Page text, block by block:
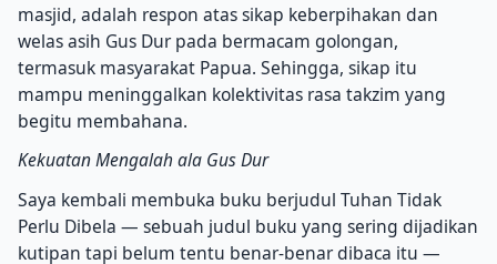
masjid, adalah respon atas sikap keberpihakan dan
welas asih Gus Dur pada bermacam golongan,
termasuk masyarakat Papua. Sehingga, sikap itu
mampu meninggalkan kolektivitas rasa takzim yang
begitu membahana.
Kekuatan Mengalah ala Gus Dur
Saya kembali membuka buku berjudul Tuhan Tidak
Perlu Dibela — sebuah judul buku yang sering dijadikan
kutipan tapi belum tentu benar-benar dibaca itu —